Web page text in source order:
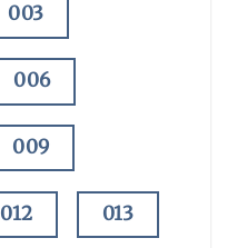
003
006
009
012 013